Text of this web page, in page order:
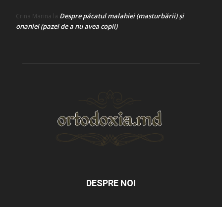
Crina Marina la Despre păcatul malahiei (masturbării) şi
onaniei (pazei de a nu avea copii)
DESPRE NOI